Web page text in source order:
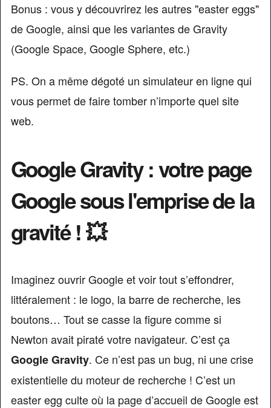
Bonus : vous y découvrirez les autres "easter eggs"
de Google, ainsi que les variantes de Gravity
(Google Space, Google Sphere, etc.)
PS. On a même dégoté un simulateur en ligne qui
vous permet de faire tomber n’importe quel site
web.
Google Gravity : votre page
Google sous l'emprise de la
gravité ! 💥
Imaginez ouvrir Google et voir tout s’effondrer,
littéralement : le logo, la barre de recherche, les
boutons… Tout se casse la figure comme si
Newton avait piraté votre navigateur. C’est ça
Google Gravity. Ce n’est pas un bug, ni une crise
existentielle du moteur de recherche ! C’est un
easter egg culte où la page d’accueil de Google est